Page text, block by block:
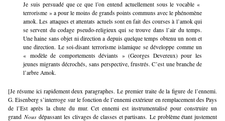
Je suis persuadé que ce que l’on entend actuellement sous le vocable «
terrorisme » a pour le moins de grands points communs avec le phénomène
amok. Les attaques et attentats actuels sont en fait des courses à l’amok qui
se servent du codage pseudo-religieux qui se trouve dans l’air du temps.
Une haine sans objet ni direction a depuis quelque temps obtenu un nom et
une direction. Le soi-disant terrorisme islamique se développe comme un
« modèle de comportements déviants » (Georges Devereux) pour les
jeunes migrants décrochés, sans perspective, frustrés. C’est une branche de
l’arbre Amok.
[Je résume ici rapidement deux paragraphes. Le premier traite de la figure de l’ennemi.
G. Eisenberg s’interroge sur le fonction de l’ennemi extérieur en remplacement des Pays
de l’Est après la chute du mur. Cet ennemi est instrumentalisé pour construire un
grand Nousdépassant les clivages de classes et partisans.Le problème étant justement